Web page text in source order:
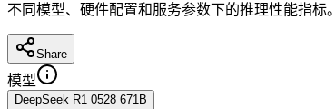
不同模型、硬件配置和服务参数下的推理性能指标。
Share
模型
DeepSeek R1 0528 671B